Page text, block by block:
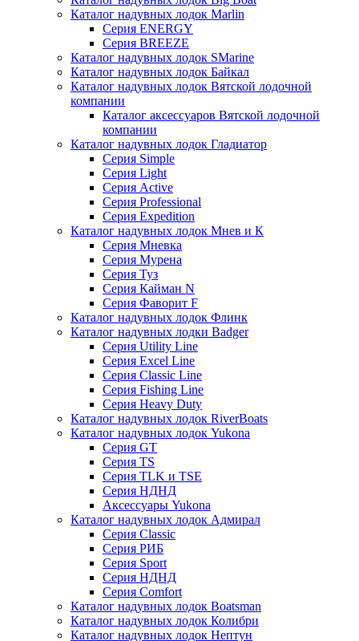
Каталог надувных лодок Marlin
Серия ENERGY
Серия BREEZE
Каталог надувных лодок SMarine
Каталог надувных лодок Байкал
Каталог надувных лодок Вятской лодочной
компании
Каталог аксессуаров Вятской лодочной
компании
Каталог надувных лодок Гладиатор
Серия Simple
Серия Light
Серия Active
Серия Professional
Серия Expedition
Каталог надувных лодок Мнев и К
Серия Мневка
Серия Мурена
Серия Туз
Серия Кайман N
Серия Фаворит F
Каталог надувных лодок Флинк
Каталог надувных лодки Badger
Серия Utility Line
Серия Excel Line
Серия Classic Line
Серия Fishing Line
Серия Heavy Duty
Каталог надувных лодок RiverBoats
Каталог надувных лодок Yukona
Серия GT
Серия TS
Серия TLK и TSE
Серия НДНД
Аксессуары Yukona
Каталог надувных лодок Адмирал
Серия Classic
Серия РИБ
Серия Sport
Серия НДНД
Серия Comfort
Каталог надувных лодок Boatsman
Каталог надувных лодок Колибри
Каталог надувных лодок Нептун